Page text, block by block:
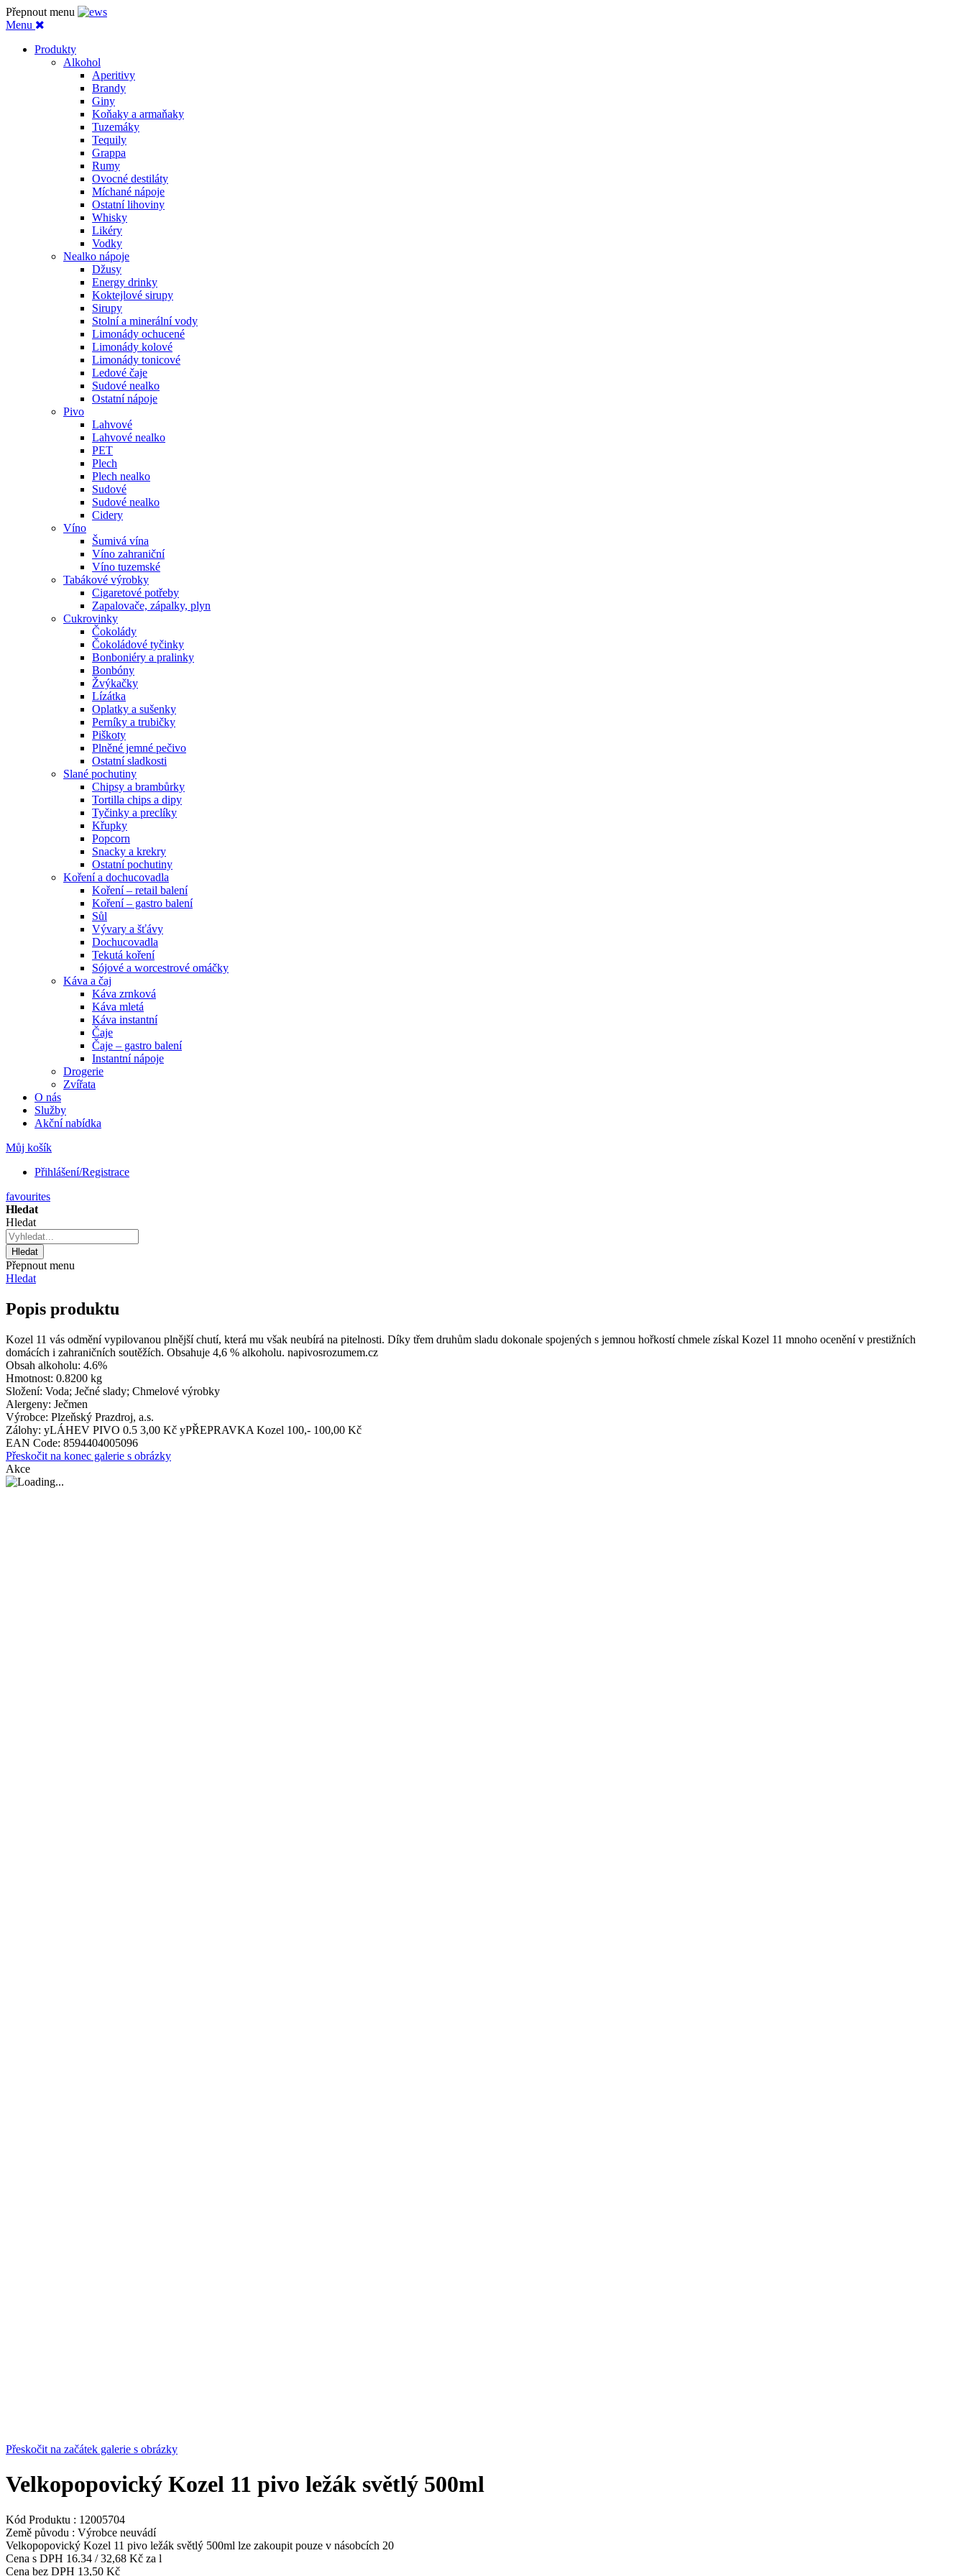
Přepnout menu
Menu
Produkty
Alkohol
Aperitivy
Brandy
Giny
Koňaky a armaňaky
Tuzemáky
Tequily
Grappa
Rumy
Ovocné destiláty
Míchané nápoje
Ostatní lihoviny
Whisky
Likéry
Vodky
Nealko nápoje
Džusy
Energy drinky
Koktejlové sirupy
Sirupy
Stolní a minerální vody
Limonády ochucené
Limonády kolové
Limonády tonicové
Ledové čaje
Sudové nealko
Ostatní nápoje
Pivo
Lahvové
Lahvové nealko
PET
Plech
Plech nealko
Sudové
Sudové nealko
Cidery
Víno
Šumivá vína
Víno zahraniční
Víno tuzemské
Tabákové výrobky
Cigaretové potřeby
Zapalovače, zápalky, plyn
Cukrovinky
Čokolády
Čokoládové tyčinky
Bonboniéry a pralinky
Bonbóny
Žvýkačky
Lízátka
Oplatky a sušenky
Perníky a trubičky
Piškoty
Plněné jemné pečivo
Ostatní sladkosti
Slané pochutiny
Chipsy a brambůrky
Tortilla chips a dipy
Tyčinky a preclíky
Křupky
Popcorn
Snacky a krekry
Ostatní pochutiny
Koření a dochucovadla
Koření – retail balení
Koření – gastro balení
Sůl
Vývary a šťávy
Dochucovadla
Tekutá koření
Sójové a worcestrové omáčky
Káva a čaj
Káva zrnková
Káva mletá
Káva instantní
Čaje
Čaje – gastro balení
Instantní nápoje
Drogerie
Zvířata
O nás
Služby
Akční nabídka
Můj košík
Přihlášení/Registrace
favourites
Hledat
Hledat
Hledat
Přepnout menu
Hledat
Popis produktu
Kozel 11 vás odmění vypilovanou plnější chutí, která mu však neubírá na pitelnosti. Díky třem druhům sladu dokonale spojených s jemnou hořkostí chmele získal Kozel 11 mnoho ocenění v prestižních
domácích i zahraničních soutěžích. Obsahuje 4,6 % alkoholu. napivosrozumem.cz
Obsah alkoholu: 4.6%
Hmotnost: 0.8200 kg
Složení: Voda; Ječné slady; Chmelové výrobky
Alergeny: Ječmen
Výrobce: Plzeňský Prazdroj, a.s.
Zálohy: yLÁHEV PIVO 0.5 3,00 Kč yPŘEPRAVKA Kozel 100,- 100,00 Kč
EAN Code: 8594404005096
Přeskočit na konec galerie s obrázky
Akce
Přeskočit na začátek galerie s obrázky
Velkopopovický Kozel 11 pivo ležák světlý 500ml
Kód Produktu : 12005704
Země původu : Výrobce neuvádí
Velkopopovický Kozel 11 pivo ležák světlý 500ml lze zakoupit pouze v násobcích 20
Cena s DPH 16.34 /32,68 Kč za l
Cena bez DPH 13,50 Kč